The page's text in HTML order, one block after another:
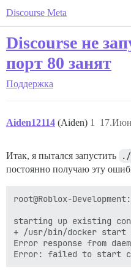
Discourse Meta
Discourse не
порт 80 занят
Поддержка
Aiden12114 (Aiden) 1
Итак, я пытался запустить
постоянно получаю эту
root@Roblox-
starting up existing
+ /usr/bin/docker start
Error response from